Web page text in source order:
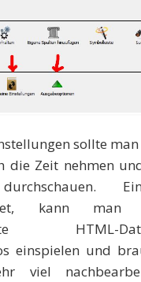
sollte man
die Zeit nehmen
kann man
HTML-
einspielen und
viel